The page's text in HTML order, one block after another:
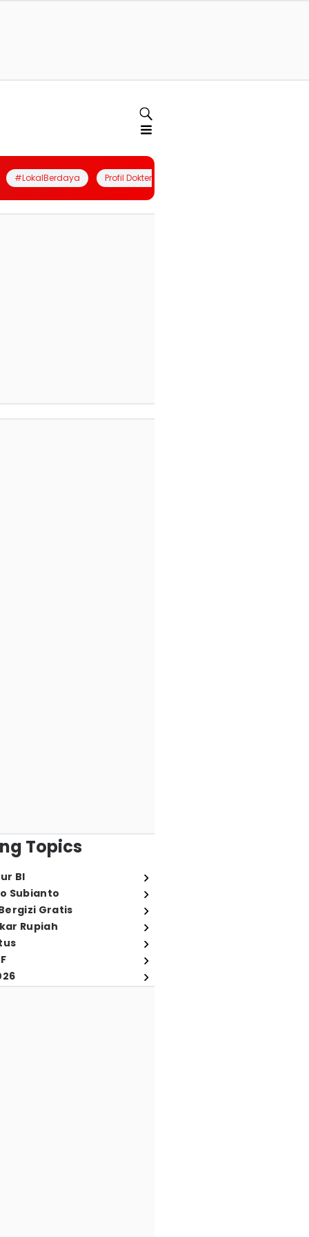
#LokalBerdaya Profil Dokter
Topics
BI
Subianto
Gratis
Rupiah